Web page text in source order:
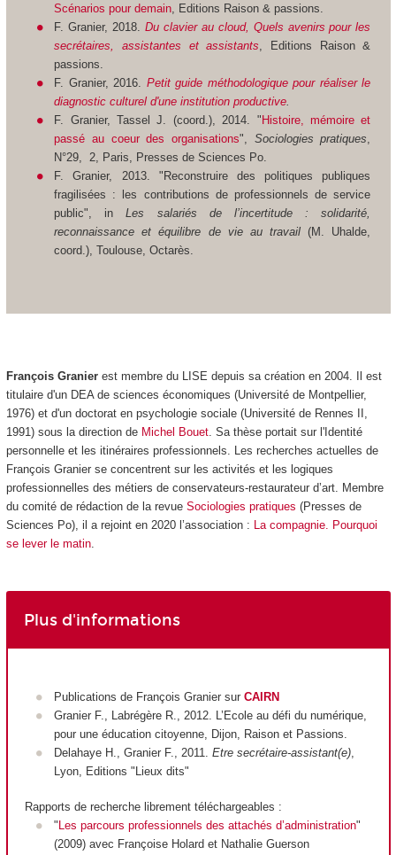
Scénarios pour demain , Editions Raison & passions.
F. Granier, 2018. Du clavier au cloud, Quels avenirs pour les
secrétaires, assistantes et assistants , Editions Raison &
passions.
F. Granier, 2016.
Petit guide méthodologique pour réaliser le
diagnostic culturel d'une institution productive
F. Granier, Tassel J. (coord.), 2014. " Histoire, mémoire et
passé au coeur des organisations", Sociologies pratiques
N°29, 2, Paris, Presses de Sciences Po.
F. Granier, 2013. "Reconstruire des politiques publiques
fragilisées : les contributions de professionnels de service
public", inLes salariés de l’incertitude : solidarité,
reconnaissance et équilibre de vie au travail (M. Uhalde,
coord.), Toulouse, Octarès.
François Granier est membre du LISE depuis sa création en 2004. Il est
titulaire d'un DEA de sciences économiques (Université de Montpellier,
1976) et d'un doctorat en psychologie sociale (Université de Rennes II,
1991) sous la direction de Michel Bouet. Sa thèse portait sur l'Identité
personnelle et les itinéraires professionnels. Les recherches actuelles de
François Granier se concentrent sur les activités et les logiques
professionnelles des métiers de conservateurs-restaurateur d’art. Membre
du comité de rédaction de la revue Sociologies pratiques (Presses de
Sciences Po), il a rejoint en 2020 l’association : La compagnie. Pourquoi
se lever le matin.
Plus d'informations
Publications de François Granier sur CAIRN
Granier F., Labrégère R., 2012. L’Ecole au défi du numérique,
pour une éducation citoyenne, Dijon, Raison et Passions.
Delahaye H., Granier F., 2011. Etre secrétaire-assistant(e),
Lyon, Editions "Lieux dits"
Rapports de recherche librement téléchargeables :
" Les parcours professionnels des attachés d’administration"
(2009) avec Françoise Holard et Nathalie Guerson